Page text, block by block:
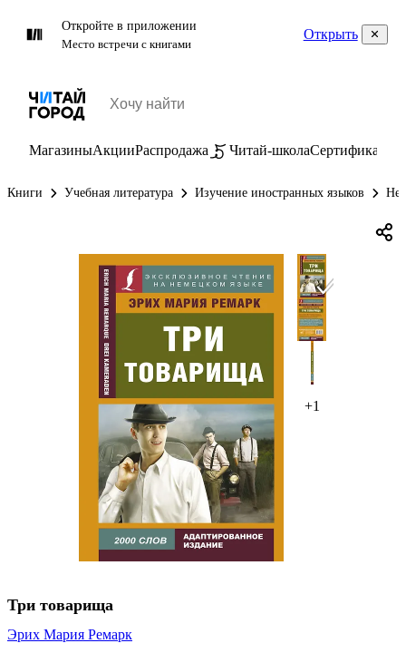
Откройте в приложении
Место встречи с книгами
Открыть
МагазиныАкцииРаспродажа Читай-школаСертификаты
Книги Учебная литература Изучение иностранных языков
+1
Три товарища
Эрих Мария Ремарк